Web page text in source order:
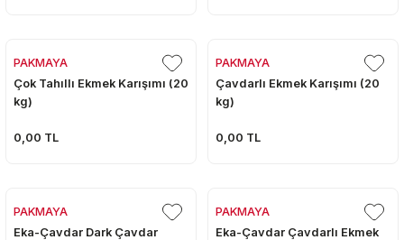
PAKMAYA
Çok Tahıllı Ekmek Karışımı (20
kg)
0,00 TL
PAKMAYA
Çavdarlı Ekmek Karışımı (20
kg)
0,00 TL
PAKMAYA
Eka-Çavdar Dark Çavdar
PAKMAYA
Eka-Çavdar Çavdarlı Ekmek